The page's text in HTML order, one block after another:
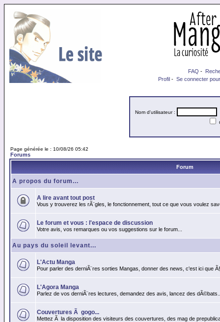
FAQ -
Profil - Se connecter
Nom d'utilisateur :
Page générée le : 10/08/26 05:42
Forums
Forum
A propos du forum...
A lire avant tout post
Vous y trouverez les rÃ¨gles, le fonctionnement, tout ce que vous voulez
Le forum et vous : l'espace de discussion
Votre avis, vos remarques ou vos suggestions sur le forum...
Au pays du soleil levant...
L'Actu Manga
Pour parler des derniÃ¨res sorties Mangas, donner des news, c'est ici que
L'Agora Manga
Parlez de vos derniÃ¨res lectures, demandez des avis, lancez des
Couvertures Ã gogo...
Mettez Ã la disposition des visiteurs des couvertures, des mag de